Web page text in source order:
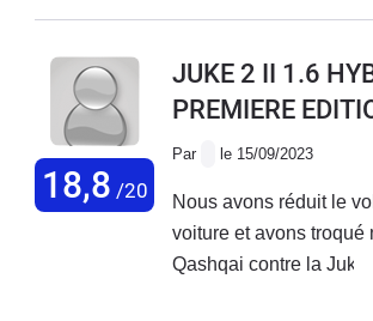
problèmes le compteur electronique
stop start rdv avec le garage la
semaine prochaine, au niveau comfort
18,8 /20
JUKE 2 II 1.6
PREMIERE
Par le 15/09/2023
Nous avons réduit le
voiture et avons troqué
Qashqai contre la